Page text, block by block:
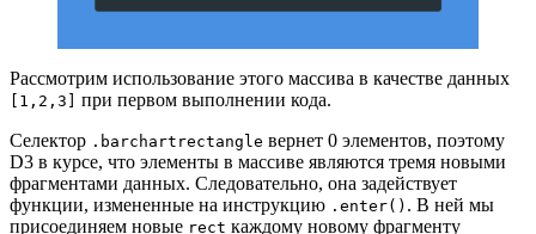
Рассмотрим использование этого массива в качестве данных
[1,2,3] при первом выполнении кода.
Селектор .barchartrectangle вернет 0 элементов, поэтому
D3 в курсе, что элементы в массиве являются тремя новыми
фрагментами данных. Следовательно, она задействует
функции, измененные на инструкцию .enter() . В ней мы
присоединяем новые rect каждому новому фрагменту